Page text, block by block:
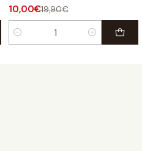
10,00€19,90€
Quantidade